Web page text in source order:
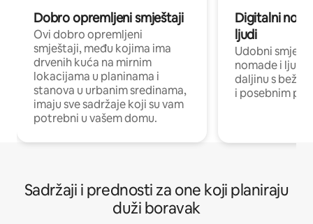
Dobro opremljeni smještaji
Ovi dobro opremljeni
smještaji, među kojima ima
drvenih kuća na mirnim
lokacijama u planinama i
stanova u urbanim sredinama,
imaju sve sadržaje koji su vam
potrebni u vašem domu.
Digitalni
ljudi
Udobni
nomade i ljude
daljinu s
i posebnim
Sadržaji i prednosti za one koji planiraju
duži boravak